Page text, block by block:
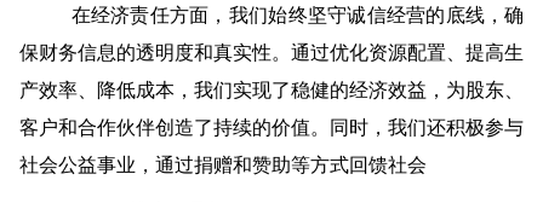
在经济责任方面，我们始终坚守诚信经营的底线，确
保财务信息的透明度和真实性。通过优化资源配置、提高生
产效率、降低成本，我们实现了稳健的经济效益，为股东、
客户和合作伙伴创造了持续的价值。同时，我们还积极参与
社会公益事业，通过捐赠和赞助等方式回馈社会